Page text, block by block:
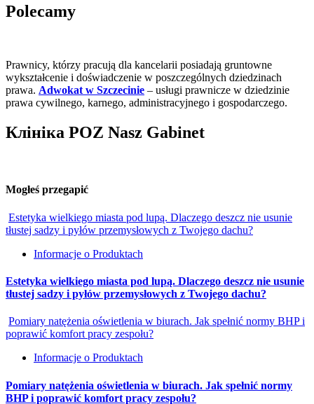
Polecamy
Prawnicy, którzy pracują dla kancelarii posiadają gruntowne
wykształcenie i doświadczenie w poszczególnych dziedzinach
prawa. Adwokat w Szczecinie – usługi prawnicze w dziedzinie
prawa cywilnego, karnego, administracyjnego i gospodarczego.
Клініка POZ Nasz Gabinet
Mogłeś przegapić
Estetyka wielkiego miasta pod lupą. Dlaczego deszcz nie usunie
tłustej sadzy i pyłów przemysłowych z Twojego dachu?
Informacje o Produktach
Estetyka wielkiego miasta pod lupą. Dlaczego deszcz nie usunie
tłustej sadzy i pyłów przemysłowych z Twojego dachu?
Pomiary natężenia oświetlenia w biurach. Jak spełnić normy BHP i
poprawić komfort pracy zespołu?
Informacje o Produktach
Pomiary natężenia oświetlenia w biurach. Jak spełnić normy
BHP i poprawić komfort pracy zespołu?